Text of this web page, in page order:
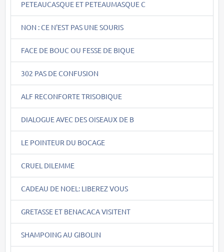
PETEAUCASQUE ET PETEAUMASQUE C
NON : CE N'EST PAS UNE SOURIS
FACE DE BOUC OU FESSE DE BIQUE
302 PAS DE CONFUSION
ALF RECONFORTE TRISOBIQUE
DIALOGUE AVEC DES OISEAUX DE B
LE POINTEUR DU BOCAGE
CRUEL DILEMME
CADEAU DE NOEL: LIBEREZ VOUS
GRETASSE ET BENACACA VISITENT
SHAMPOING AU GIBOLIN